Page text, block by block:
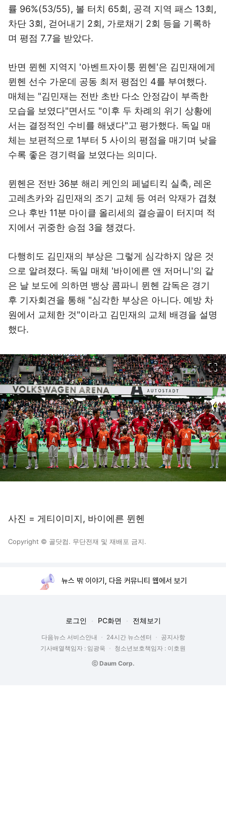
률 96%(53/55), 볼 터치 65회, 공격 지역 패스 13회,
차단 3회, 걷어내기 2회, 가로채기 2회 등을 기록하
며 평점 7.7을 받았다.
반면 뮌헨 지역지 '아벤트자이퉁 뮌헨'은 김민재에게
뮌헨 선수 가운데 공동 최저 평점인 4를 부여했다.
매체는 "김민재는 전반 초반 다소 안정감이 부족한
모습을 보였다"면서도 "이후 두 차례의 위기 상황에
서는 결정적인 수비를 해냈다"고 평가했다. 독일 매
체는 보편적으로 1부터 5 사이의 평점을 매기며 낮을
수록 좋은 경기력을 보였다는 의미다.
뮌헨은 전반 36분 해리 케인의 페널티킥 실축, 레온
고레츠카와 김민재의 조기 교체 등 여러 악재가 겹쳤
으나 후반 11분 마이클 올리세의 결승골이 터지며 적
지에서 귀중한 승점 3을 챙겼다.
다행히도 김민재의 부상은 그렇게 심각하지 않은 것
으로 알려졌다. 독일 매체 '바이에른 앤 저머니'의 같
은 날 보도에 의하면 뱅상 콤파니 뮌헨 감독은 경기
후 기자회견을 통해 "심각한 부상은 아니다. 예방 차
원에서 교체한 것"이라고 김민재의 교체 배경을 설명
했다.
사진 = 게티이미지, 바이에른 뮌헨
Copyright © 골닷컴. 무단전재 및 재배포 금지.
뉴스 밖 이야기, 다음 커뮤니티 웹에서 보기
로그인 PC화면 전체보기
다음뉴스 서비스안내 24시간 뉴스센터
공지사항
기사배열책임자 : 임광욱
청소년보호책임자 : 이호원
ⓒ Daum Corp.